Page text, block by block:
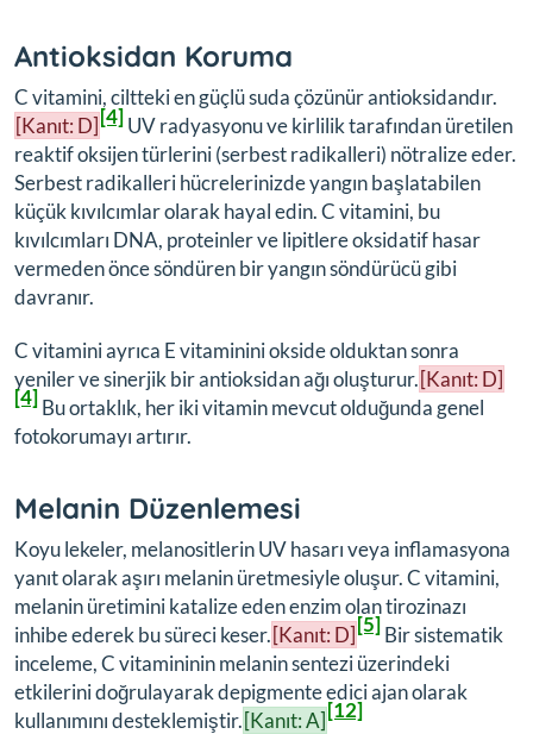
Antioksidan Koruma
C vitamini, ciltteki en güçlü suda çözünür antioksidandır.
[Kanıt: D][4]UV radyasyonu ve kirlilik tarafından üretilen
reaktif oksijen türlerini (serbest radikalleri) nötralize eder.
Serbest radikalleri hücrelerinizde yangın başlatabilen
küçük kıvılcımlar olarak hayal edin. C vitamini, bu
kıvılcımları DNA, proteinler ve lipitlere oksidatif hasar
vermeden önce söndüren bir yangın söndürücü gibi
davranır.
C vitamini ayrıca E vitaminini okside olduktan sonra
yeniler ve sinerjik bir antioksidan ağı oluşturur.[Kanıt: D]
[4]Bu ortaklık, her iki vitamin mevcut olduğunda genel
fotokorumayı artırır.
Melanin Düzenlemesi
Koyu lekeler, melanositlerin UV hasarı veya inflamasyona
yanıt olarak aşırı melanin üretmesiyle oluşur. C vitamini,
melanin üretimini katalize eden enzim olan tirozinazı
inhibe ederek bu süreci keser.[Kanıt: D][5]Bir sistematik
inceleme, C vitamininin melanin sentezi üzerindeki
etkilerini doğrulayarak depigmente edici ajan olarak
kullanımını desteklemiştir.[Kanıt: A][12]